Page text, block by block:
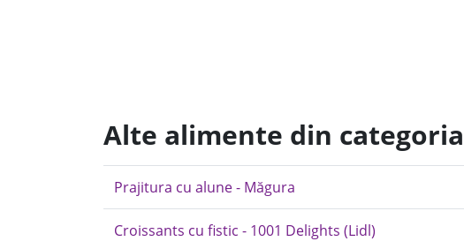
Alte alimente din
Prajitura cu alune - Măgura
Croissants cu fistic - 1001 Delights (Lidl)